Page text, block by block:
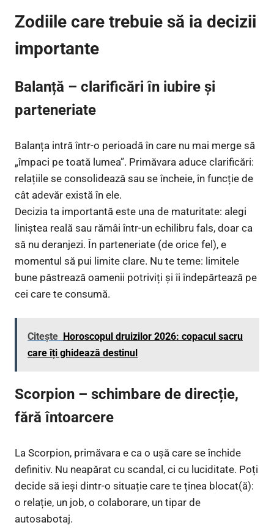
Zodiile care trebuie să ia decizii
importante
Balanță – clarificări în iubire și
parteneriate
Balanța intră într-o perioadă în care nu mai merge să
„împaci pe toată lumea”. Primăvara aduce clarificări:
relațiile se consolidează sau se încheie, în funcție de
cât adevăr există în ele.
Decizia ta importantă este una de maturitate: alegi
liniștea reală sau rămâi într-un echilibru fals, doar ca
să nu deranjezi. În parteneriate (de orice fel), e
momentul să pui limite clare. Nu te teme: limitele
bune păstrează oamenii potriviți și îi îndepărtează pe
cei care te consumă.
Citește Horoscopul druizilor 2026: copacul sacru
care îți ghidează destinul
Scorpion – schimbare de direcție,
fără întoarcere
La Scorpion, primăvara e ca o ușă care se închide
definitiv. Nu neapărat cu scandal, ci cu luciditate. Poți
decide să ieși dintr-o situație care te ținea blocat(ă):
o relație, un job, o colaborare, un tipar de
autosabotaj.